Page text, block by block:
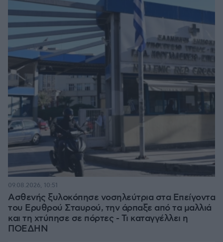
Ασθενής ξυλοκόπησε νοσηλεύτρια στα Επείγοντα
του Ερυθρού Σταυρού, την άρπαξε από τα μαλλιά
και τη χτύπησε σε πόρτες - Τι καταγγέλλει η
ΠΟΕΔΗΝ
09.08.2026, 10:51